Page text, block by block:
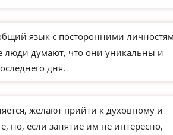
язык с посторонними
люди думают, что они уникальны и
дня.
желают прийти к духовному и
но, если занятие им не интересно,